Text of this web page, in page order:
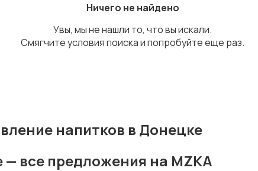
Ничего не найдено
Увы, мы не нашли то, что вы искали.
Смягчите условия поиска и попробуйте еще раз.
напитков в Донецке
все предложения на MZKA